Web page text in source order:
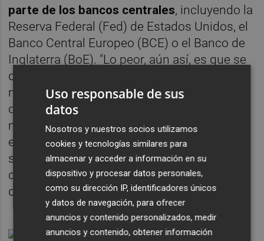
parte de los bancos centrales, incluyendo la
Reserva Federal (Fed) de Estados Unidos, el
Banco Central Europeo (BCE) o el Banco de
Inglaterra (BoE). "Lo peor, aún así, es que se
descuentan nuevas subidas de tipos ante el
mayor interrogante que tenemos hoy en día,
que sigue involucrando a la inflación y el
momento en el que tocará techo", añade el
experto, que destaca el comportamiento del
sector bancario en el Ibex 35 durante el mes
de septiembre gracias, en parte, a estas
decisiones de los bancos centrales.
Uso responsable de sus
datos
Nosotros y nuestros socios utilizamos
cookies y tecnologías similares para
almacenar y acceder a información en su
dispositivo y procesar datos personales,
como su dirección IP, identificadores únicos
y datos de navegación, para ofrecer
anuncios y contenido personalizados, medir
anuncios y contenido, obtener información